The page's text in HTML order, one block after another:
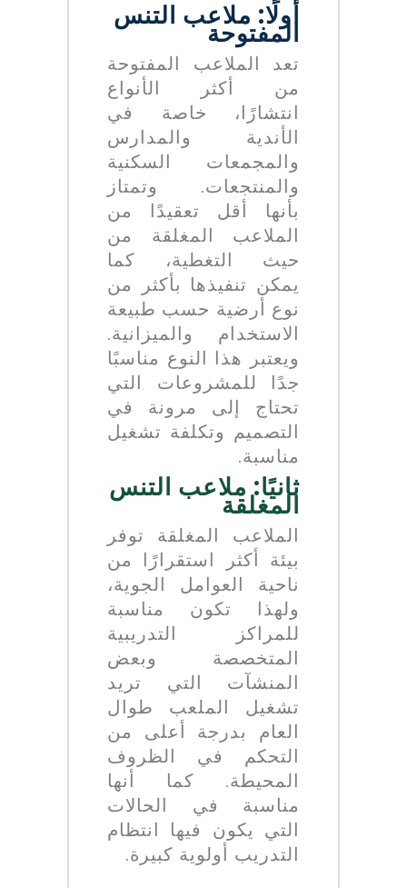
أولًا: ملاعب التنس
المفتوحة
تعد الملاعب المفتوحة
من أكثر الأنواع
انتشارًا، خاصة في
الأندية والمدارس
والمجمعات السكنية
والمنتجعات. وتمتاز
بأنها أقل تعقيدًا من
الملاعب المغلقة من
حيث التغطية، كما
يمكن تنفيذها بأكثر من
نوع أرضية حسب طبيعة
الاستخدام والميزانية.
ويعتبر هذا النوع مناسبًا
جدًا للمشروعات التي
تحتاج إلى مرونة في
التصميم وتكلفة تشغيل
مناسبة.
ثانيًا: ملاعب التنس
المغلقة
الملاعب المغلقة توفر
بيئة أكثر استقرارًا من
ناحية العوامل الجوية،
ولهذا تكون مناسبة
للمراكز التدريبية
المتخصصة وبعض
المنشآت التي تريد
تشغيل الملعب طوال
العام بدرجة أعلى من
التحكم في الظروف
المحيطة. كما أنها
مناسبة في الحالات
التي يكون فيها انتظام
التدريب أولوية كبيرة.